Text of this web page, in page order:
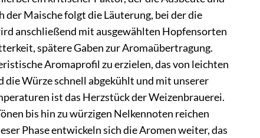
Maische folgt die Läuterung, bei der die
anschließend mit ausgewählten Hopfensorten
spätere Gaben zur Aromaübertragung.
Aromaprofil zu erzielen, das von leichten
Würze schnell abgekühlt und mit unserer
ist das Herzstück der Weizenbrauerei.
bis hin zu würzigen Nelkennoten reichen
Phase entwickeln sich die Aromen weiter, das